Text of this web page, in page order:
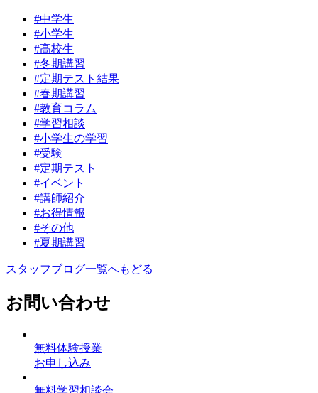
#中学生
#小学生
#高校生
#冬期講習
#定期テスト結果
#春期講習
#教育コラム
#学習相談
#小学生の学習
#受験
#定期テスト
#イベント
#講師紹介
#お得情報
#その他
#夏期講習
スタッフブログ一覧へもどる
お問い合わせ
無料体験授業
お申し込み
無料学習相談会